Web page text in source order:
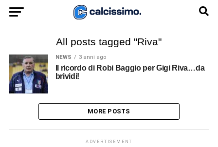
All posts tagged "Riva"
NEWS 3 anni ago
Il ricordo di Robi Baggio per Gigi Riva…da
brividi!
MORE POSTS
ADVERTISEMENT